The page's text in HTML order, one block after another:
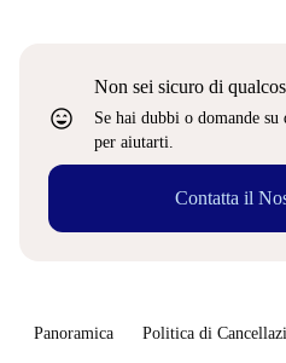
sentiment_very_satisfied
Non sei sicuro di
Se hai dubbi o domande
per aiutarti.
Contatta il
Panoramica Politica di